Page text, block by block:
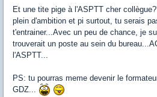
Et une tite pige à l'ASPTT cher
plein d'ambition et pi surtout, tu serais
t'entrainer...Avec un peu de chance, je
trouverait un poste au sein du
l'ASPTT...
PS: tu pourras meme devenir le
GDZ...